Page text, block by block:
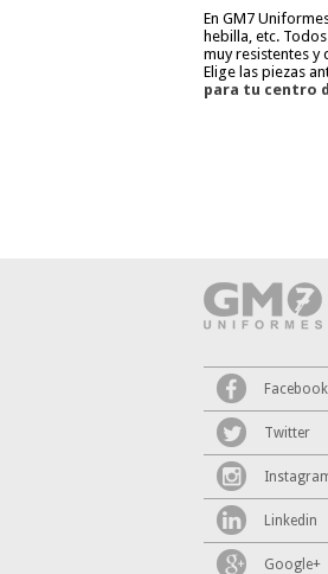
En GM7
hebilla, etc.
muy resistentes y
Elige las piezas
para tu centro
Facebook
Twitter
Linkedin
Google+